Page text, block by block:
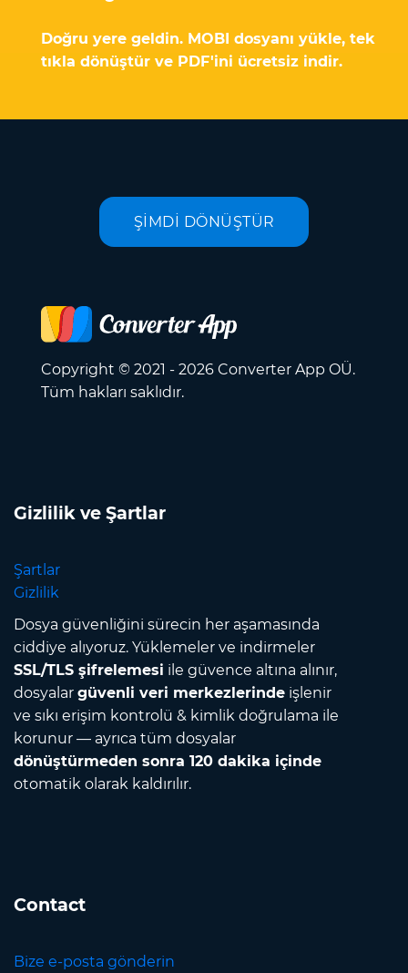
Doğru yere geldin. MOBI dosyanı yükle, tek
tıkla dönüştür ve PDF'ini ücretsiz indir.
ŞİMDİ DÖNÜŞTÜR
Copyright © 2021 - 2026 Converter App OÜ.
Tüm hakları saklıdır.
Gizlilik ve Şartlar
Şartlar
Gizlilik
Dosya güvenliğini sürecin her aşamasında
ciddiye alıyoruz. Yüklemeler ve indirmeler
SSL/TLS şifrelemesi ile güvence altına alınır,
dosyalar güvenli veri merkezlerinde işlenir
ve sıkı erişim kontrolü & kimlik doğrulama ile
korunur — ayrıca tüm dosyalar
dönüştürmeden sonra 120 dakika içinde
otomatik olarak kaldırılır.
Contact
Bize e-posta gönderin